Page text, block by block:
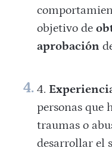
objetivo de
aprobación
personas que
traumas o
desarrollar el